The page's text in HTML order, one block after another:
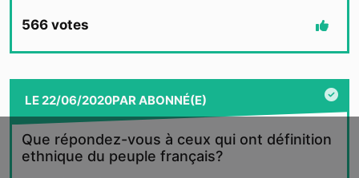
566 votes
LE22/06/2020PARABONNÉ(E)
Que répondez-vous à ceux qui ont définition
ethnique du peuple français?